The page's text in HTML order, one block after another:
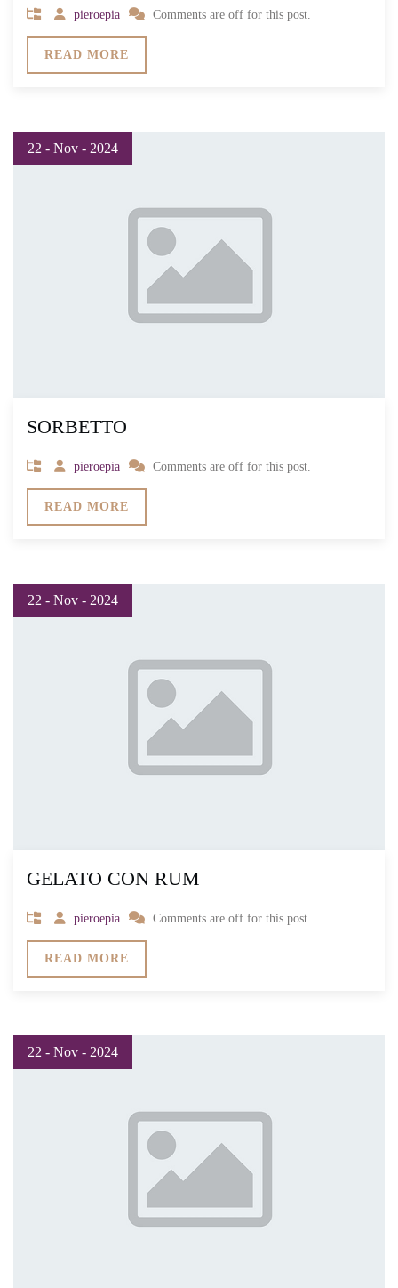
pieroepia Comments are off for this post.
READ MORE
22 - Nov - 2024
SORBETTO
pieroepia Comments are off for this post.
READ MORE
22 - Nov - 2024
GELATO CON RUM
pieroepia Comments are off for this post.
READ MORE
22 - Nov - 2024